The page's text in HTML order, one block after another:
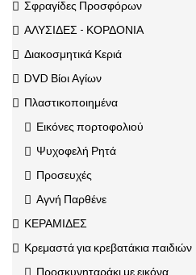
Σφραγίδες Προσφόρων
ΑΛΥΣΙΔΕΣ - ΚΟΡΔΟΝΙΑ
Διακοσμητικά Κεριά
DVD Βίοι Αγίων
Πλαστικοποιημένα
Εικόνες πορτοφολιού
Ψυχοφελή Ρητά
Προσευχές
Αγνή Παρθένε
ΚΕΡΑΜΙΔΕΣ
Κρεμαστά για κρεβατάκια παιδιών
Προσκυνηταράκι με εικόνα